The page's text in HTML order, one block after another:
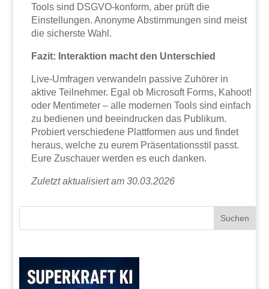
Tools sind DSGVO-konform, aber prüft die
Einstellungen. Anonyme Abstimmungen sind meist
die sicherste Wahl.
Fazit: Interaktion macht den Unterschied
Live-Umfragen verwandeln passive Zuhörer in
aktive Teilnehmer. Egal ob Microsoft Forms, Kahoot!
oder Mentimeter – alle modernen Tools sind einfach
zu bedienen und beeindrucken das Publikum.
Probiert verschiedene Plattformen aus und findet
heraus, welche zu eurem Präsentationsstil passt.
Eure Zuschauer werden es euch danken.
Zuletzt aktualisiert am 30.03.2026